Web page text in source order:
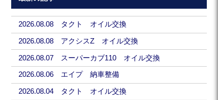
2026.08.08 タクト オイル交換
2026.08.08 アクシスZ オイル交換
2026.08.07 スーパーカブ110 オイル交換
2026.08.06 エイプ 納車整備
2026.08.04 タクト オイル交換